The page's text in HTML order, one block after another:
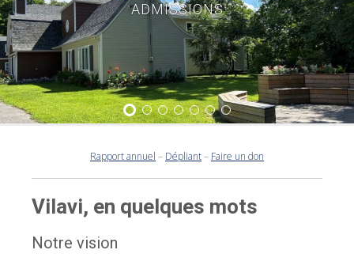
ADMISSIONS
1 2 3 4 5 6 7
Rapport annuel – Dépliant– Faire un don
Vilavi, en quelques mots
Notre vision